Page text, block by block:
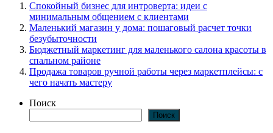
Спокойный бизнес для интроверта: идеи с
минимальным общением с клиентами
Маленький магазин у дома: пошаговый расчет точки
безубыточности
Бюджетный маркетинг для маленького салона красоты в
спальном районе
Продажа товаров ручной работы через маркетплейсы: с
чего начать мастеру
Поиск
Поиск